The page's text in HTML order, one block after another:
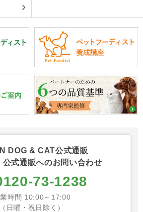
DOG & CAT公式通販
公式通販へのお問い合わせ
73-1238
時間 10:00～17:00
（日曜・祝日除く）